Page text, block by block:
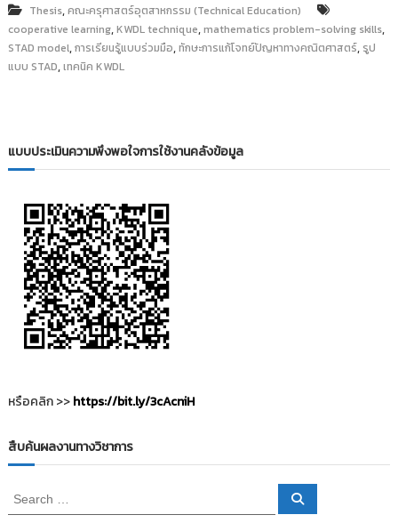
R
e
p
t
o
y
ค
ลั
ง
ข้
อ
ง
น
วิ
จั
ย
ร
า
ช
ง
บุ
รี
Thesis,คณะครุศาสตร์อุตสาหกรรม (Technical Education)
cooperative learning,KWDL technique,mathematics problem-solving skills,
STAD model,การเรียนรู้แบบร่วมมือ,ทักษะการแก้โจทย์ปัญหาทางคณิตศาสตร์, รูป
แบบ STAD,เทคนิค KWDL
แบบประเมินความพึงพอใจการใช้งานคลังข้อมูล
หรือคลิก >>https://bit.ly/3cAcniH
สืบค้นผลงานทางวิชาการ
e
S